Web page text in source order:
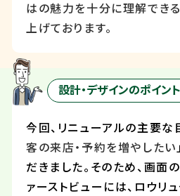
はの魅力を十分に理解でき
上げております。
設計・デザインのポイント
今回、リニューアルの主要な
客の来店・予約を増やしたい
だきました。そのため、画面
ァーストビューには、ロウリ